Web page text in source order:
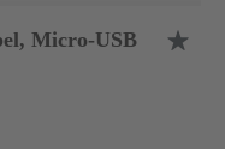
Micro-USB